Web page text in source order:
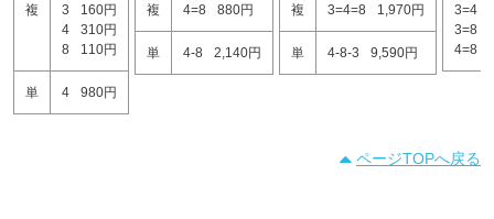
複 3
160円
4
310円
8
110円
単 4 980円
複 4=8 880円
単 4-8 2,140円
複 3=4=8 1,970円
単 4-8-3 9,590円
3=4
3=8
4=8
ページTOPへ戻る